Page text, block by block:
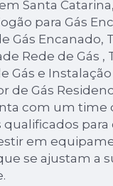
Santa Catarina,
para Gás
Gás Encanado,
Rede de Gás ,
Gás e
de Gás
com um time
qualificados para
em
se ajustam a